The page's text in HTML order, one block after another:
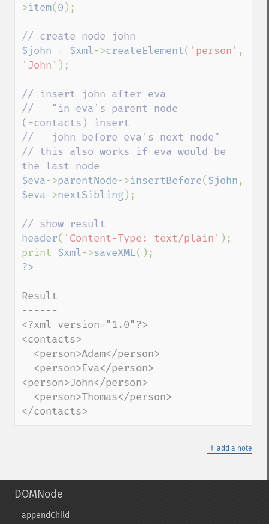
>item( 0 );
$john = $xml->createElement( 'person'
'John' );
// insert john after eva
//   "in eva's parent node
(=contacts) insert
//   john before eva's next node"
// this also works if eva would be
$eva->parentNode->insertBefore( $john
$eva->nextSibling);
header( 'Content-Type: text/plain' );
print $xml->saveXML
Result
------
<?xml version="1.0"?>
<contacts>
<person>John</person>
</contacts>
＋ add a note
DOMNode
appendChild